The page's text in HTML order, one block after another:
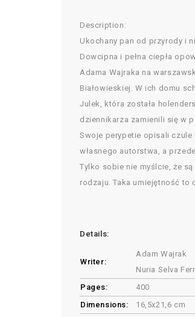
Description:
Ukochany pan od przyrody i
Dowcipna i pełna ciepła
Adama Wajraka na
Białowieskiej. W ich domu
Julek, która została
dziennikarza zamienili się w
Swoje perypetie opisali czule
własnego autorstwa, a
Tylko sobie nie myślcie, że
rodzaju. Taka umiejętność to
Details:
Writer:
Adam Wajrak
Nuria Selva
Pages:
400
Dimensions:
16,5x21,6 cm